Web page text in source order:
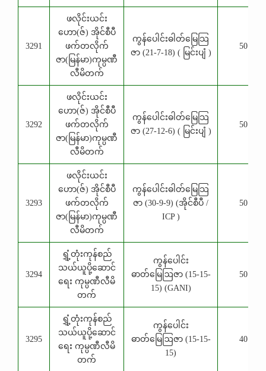
3291
ဖလိုင်းယင်း
ဟော(ဇ်) အိုင်စီပီ
ဖက်တလိုက်
ဇာ(မြန်မာ)ကုမ္ပဏီ
လီမိတက်
ကွန်ပေါင်းဓါတ်မြေသြ
ဇာ (21-7-18) ( မြင်းပျံ )
50 Kg
3292
ဖလိုင်းယင်း
ဟော(ဇ်) အိုင်စီပီ
ဖက်တလိုက်
ဇာ(မြန်မာ)ကုမ္ပဏီ
လီမိတက်
ကွန်ပေါင်းဓါတ်မြေသြ
ဇာ (27-12-6) ( မြင်းပျံ )
50 Kg
3293
ဖလိုင်းယင်း
ဟော(ဇ်) အိုင်စီပီ
ဖက်တလိုက်
ဇာ(မြန်မာ)ကုမ္ပဏီ
လီမိတက်
ကွန်ပေါင်းဓါတ်မြေသြ
ဇာ (30-9-9) (အိုင်စီပီ /
ICP )
50 Kg
3294
ရွှံ့တုံးကုန်စည်
သယ်ယူပို့ဆောင်
ရေး ကုမ္ပဏီလီမိ
တက်
ကွန်ပေါင်း
ဓာတ်မြေဩဇာ (15-15-
15) (GANI)
50 Kg
3295
ရွှံ့တုံးကုန်စည်
သယ်ယူပို့ဆောင်
ရေး ကုမ္ပဏီလီမိ
တက်
ကွန်ပေါင်း
ဓာတ်မြေဩဇာ (15-15-
15)
40 Kg